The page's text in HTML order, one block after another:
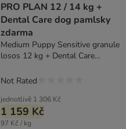
PRO PLAN 12 / 14 kg +
Dental Care dog pamlsky
zdarma
Medium Puppy Sensitive granule
losos 12 kg + Dental Care
jednotlivě 1 306 Kč
1 159 Kč
97 Kč / kg
Not Rated